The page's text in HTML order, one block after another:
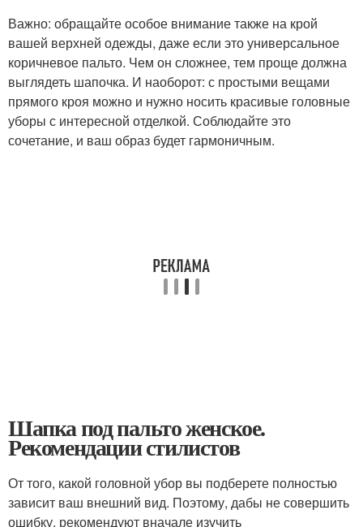
Важно: обращайте особое внимание также на крой
вашей верхней одежды, даже если это универсальное
коричневое пальто. Чем он сложнее, тем проще должна
выглядеть шапочка. И наоборот: с простыми вещами
прямого кроя можно и нужно носить красивые головные
уборы с интересной отделкой. Соблюдайте это
сочетание, и ваш образ будет гармоничным.
Шапка под пальто женское.
Рекомендации стилистов
От того, какой головной убор вы подберете полностью
зависит ваш внешний вид. Поэтому, дабы не совершить
ошибку, рекомендуют вначале изучить